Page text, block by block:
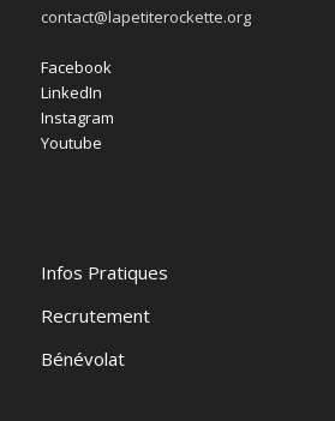
contact@lapetiterockette.org
Facebook
LinkedIn
Instagram
Youtube
Infos Pratiques
Recrutement
Bénévolat